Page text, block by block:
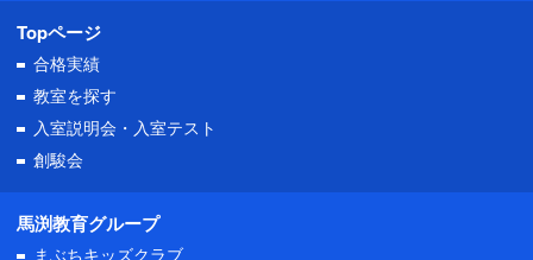
Topページ
合格実績
教室を探す
入室説明会・ 入室テスト
創駿会
馬渕教育グループ
まぶちキッズクラブ